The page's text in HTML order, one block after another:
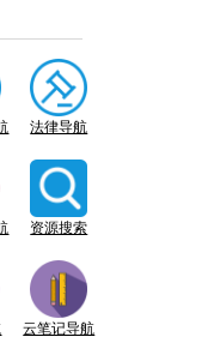
法律导航
资源搜索
云笔记导航